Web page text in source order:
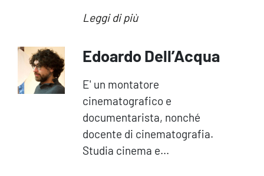
Leggi di più
Edoardo Dell’Acqua
E' un montatore
cinematografico e
documentarista, nonché
docente di cinematografia.
Studia cinema e...